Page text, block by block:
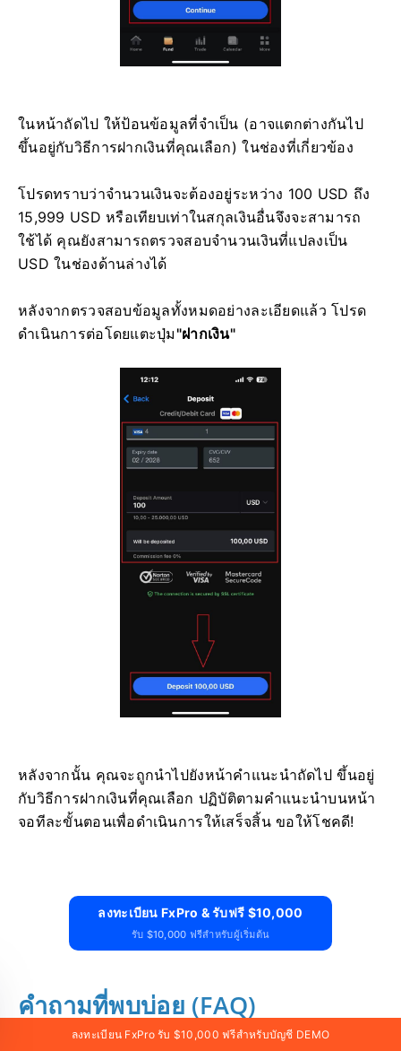
ในหน้าถัดไป ให้ป้อนข้อมูลที่จำเป็น (อาจแตกต่างกันไป
ขึ้นอยู่กับวิธีการฝากเงินที่คุณเลือก) ในช่องที่เกี่ยวข้อง
โปรดทราบว่าจำนวนเงินจะต้องอยู่ระหว่าง 100 USD ถึง
15,999 USD หรือเทียบเท่าในสกุลเงินอื่นจึงจะสามารถ
ใช้ได้ คุณยังสามารถตรวจสอบจำนวนเงินที่แปลงเป็น
USD ในช่องด้านล่างได้
หลังจากตรวจสอบข้อมูลทั้งหมดอย่างละเอียดแล้ว โปรด
ดำเนินการต่อโดยแตะปุ่ม "ฝากเงิน"
หลังจากนั้น คุณจะถูกนำไปยังหน้าคำแนะนำถัดไป ขึ้นอยู่
กับวิธีการฝากเงินที่คุณเลือก ปฏิบัติตามคำแนะนำบนหน้า
จอทีละขั้นตอนเพื่อดำเนินการให้เสร็จสิ้น ขอให้โชคดี!
ลงทะเบียน FxPro & รับฟรี $10,000
รับ $10,000 ฟรีสำหรับผู้เริ่มต้น
คำถามที่พบบ่อย (FAQ)
ลงทะเบียน FxPro รับ $10,000 ฟรีสำหรับบัญชี DEMO